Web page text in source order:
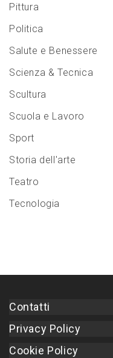
Pittura
Politica
Salute e Benessere
Scienza & Tecnica
Scultura
Scuola e Lavoro
Sport
Storia dell'arte
Teatro
Tecnologia
Contatti
Privacy Policy
Cookie Policy